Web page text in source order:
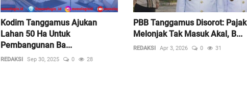
Kodim Tanggamus Ajukan
Lahan 50 Ha Untuk
Pembangunan Ba...
REDAKSI Sep 30, 2025 0 28
PBB Tanggamus Disorot: Pajak
Melonjak Tak Masuk Akal, B...
REDAKSI Apr 3, 2026 0 31